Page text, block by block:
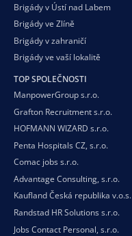
Brigády v Ústí nad Labem
Brigády ve Zlíně
Brigády v zahraničí
Brigády ve vaší lokalitě
TOP SPOLEČNOSTI
ManpowerGroup s.r.o.
Grafton Recruitment s.r.o.
HOFMANN WIZARD s.r.o.
Penta Hospitals CZ, s.r.o.
Comac jobs s.r.o.
Advantage Consulting, s.r.o.
Kaufland Česká republika v.o.s.
Randstad HR Solutions s.r.o.
Jobs Contact Personal, s.r.o.